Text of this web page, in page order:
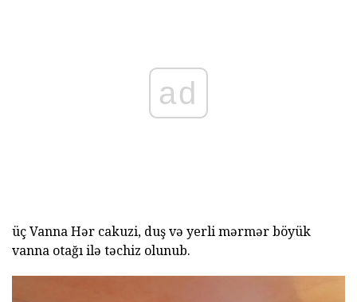
ad
üç Vanna Hər cakuzi, duş və yerli mərmər böyük
vanna otağı ilə təchiz olunub.